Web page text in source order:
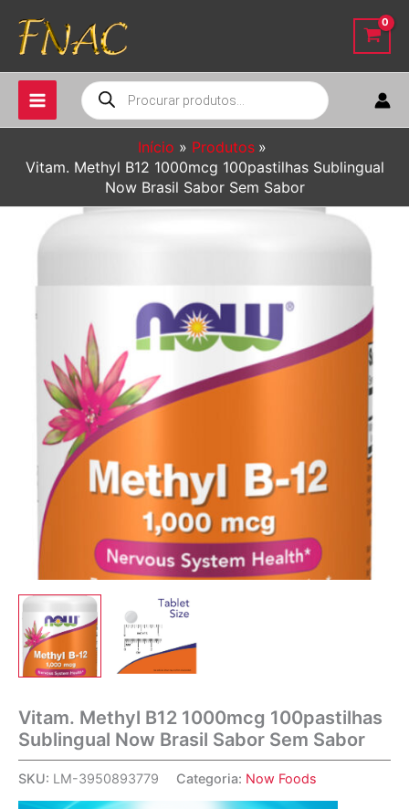
para
conteúdo
Pesquisar
produtos
Início
Produtos
Vitam. Methyl B12 1000mcg 100pastilhas Sublingual
Now Brasil Sabor Sem Sabor
Vitam. Methyl B12 1000mcg 100pastilhas
Sublingual Now Brasil Sabor Sem Sabor
SKU: LM-3950893779 Categoria: Now Foods